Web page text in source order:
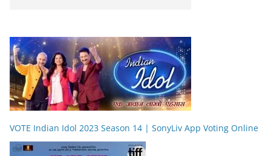
VOTE Indian Idol 2023 Season 14 | SonyLiv App Voting Online